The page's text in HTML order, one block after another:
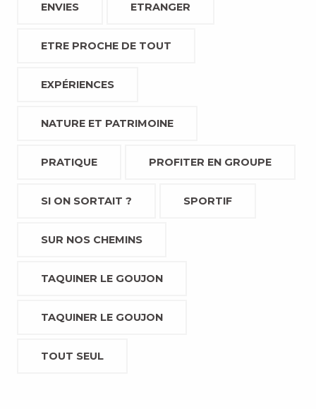
ENVIES ETRANGER
ETRE PROCHE DE TOUT
EXPÉRIENCES
NATURE ET PATRIMOINE
PRATIQUE PROFITER EN GROUPE
SI ON SORTAIT ? SPORTIF
SUR NOS CHEMINS
TAQUINER LE GOUJON
TAQUINER LE GOUJON
TOUT SEUL